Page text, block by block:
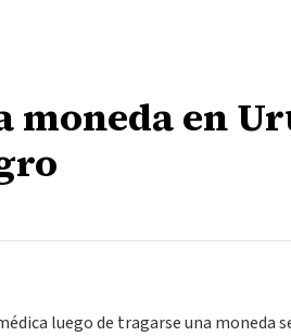
moneda en
luego de tragarse una moneda